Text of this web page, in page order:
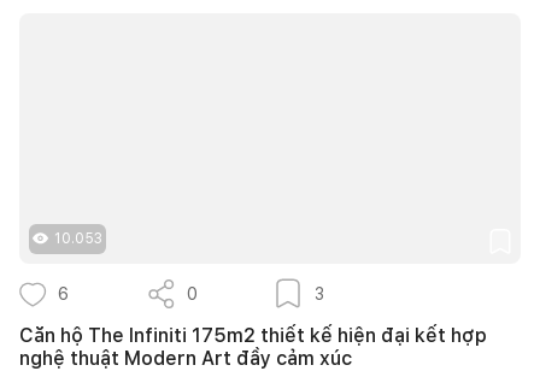
10.053
6 0 3
Căn hộ The Infiniti 175m2 thiết kế hiện đại kết hợp
nghệ thuật Modern Art đầy cảm xúc